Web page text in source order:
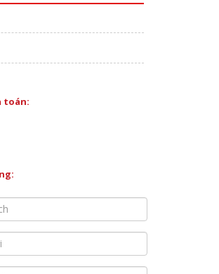
toán: